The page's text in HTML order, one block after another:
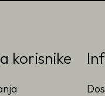
korisnike